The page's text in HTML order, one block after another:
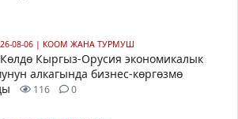
08-06 | КООМ ЖАНА ТУРМУШ
Кыргыз-Орусия экономикалык
алкагында бизнес-көргөзмө
116 0